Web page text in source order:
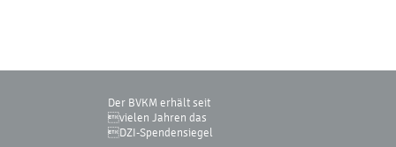
Der BVKM erhält seit
vielen Jahren das
DZI-Spendensiegel